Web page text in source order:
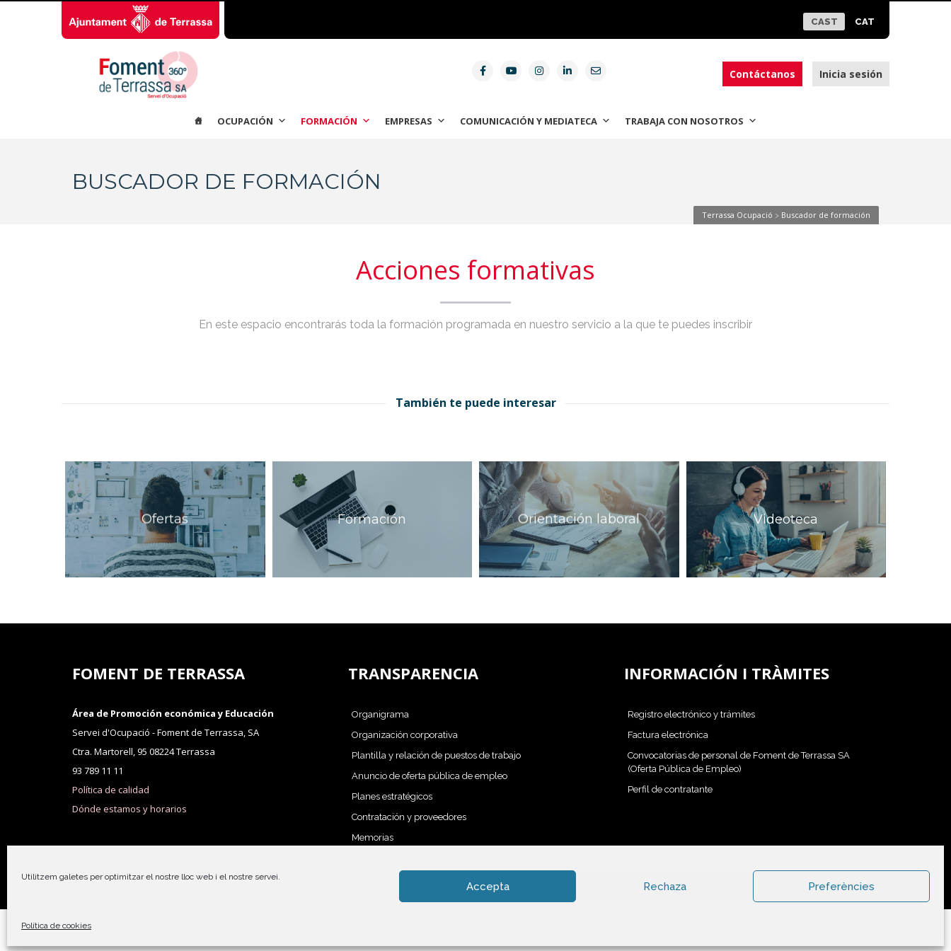
Utilitzem galetes per optimitzar el nostre lloc web i el nostre servei.
Accepta Rechaza Preferències
Política de cookies
CAST CAT
Contáctanos Inicia sesión
OCUPACIÓN FORMACIÓN EMPRESAS COMUNICACIÓN Y MEDIATECA TRABAJA CON NOSOTROS
BUSCADOR DE FORMACIÓN
Terrassa Ocupació > Buscador de formación
Acciones formativas
En este espacio encontrarás toda la formación programada en nuestro servicio a la que te puedes inscribir
También te puede interesar
Ofertas Formación Orientación laboral Videoteca
FOMENT DE TERRASSA
Área de Promoción económica y Educación
Servei d'Ocupació - Foment de Terrassa, SA
Ctra. Martorell, 95 08224 Terrassa
93 789 11 11
Política de calidad
Dónde estamos y horarios
TRANSPARENCIA
Organigrama
Organización corporativa
Plantilla y relación de puestos de trabajo
Anuncio de oferta pública de empleo
Planes estratégicos
Contratación y proveedores
Memorias
INFORMACIÓN I TRÀMITES
Registro electrónico y trámites
Factura electrónica
Convocatorias de personal de Foment de Terrassa SA
(Oferta Pública de Empleo)
Perfil de contratante
© 2023 Foment de Terrassa |